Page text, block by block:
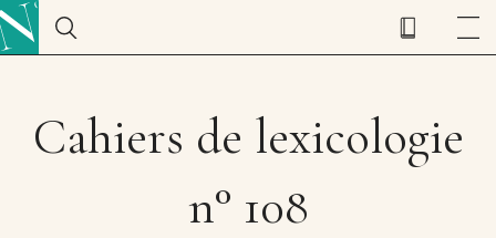
Cahiers de lexicologie
n° 108